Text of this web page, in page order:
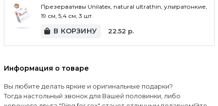
Презервативы Unilatex, natural ultrathin, ультратонкие,
19 см, 5,4 см, 3 шт.
В КОРЗИНУ 22.52 р.
Информация о товаре
Вы любите делать яркие и оригинальные подарки?
Тогда настольный звонок для Вашей половинки, либо